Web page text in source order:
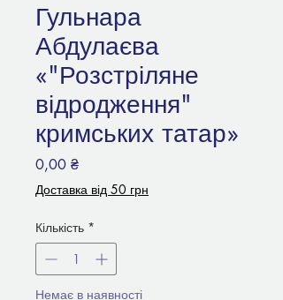
Гульнара
Абдулаєва
«"Розстріляне
відродження"
кримських татар»
0,00 ₴Ціна
Доставка від 50 грн
Кількість *
Немає в наявності